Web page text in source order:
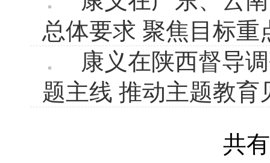
总体要求 聚焦目标
康义在陕西督导
题主线 推动主题教育
共